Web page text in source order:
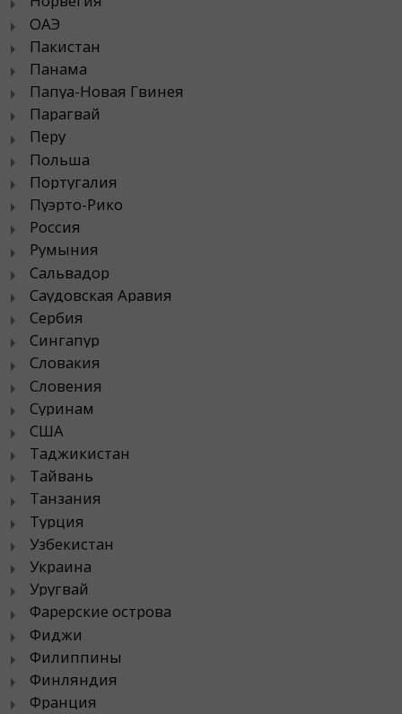
ОАЭ
Пакистан
Панама
Папуа-Новая Гвинея
Парагвай
Перу
Польша
Португалия
Пуэрто-Рико
Россия
Румыния
Сальвадор
Саудовская Аравия
Сербия
Сингапур
Словакия
Словения
Суринам
США
Таджикистан
Тайвань
Танзания
Турция
Узбекистан
Украина
Уругвай
Фарерские острова
Фиджи
Филиппины
Финляндия
Франция